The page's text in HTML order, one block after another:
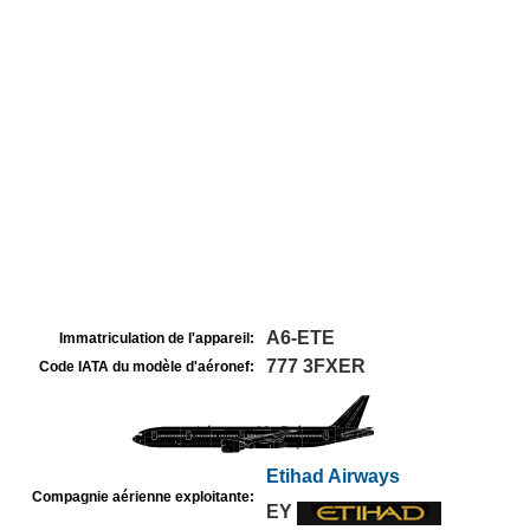
Immatriculation de l'appareil: A6-ETE
Code IATA du modèle d'aéronef: 777 3FXER
Compagnie aérienne exploitante:
Etihad Airways
EY